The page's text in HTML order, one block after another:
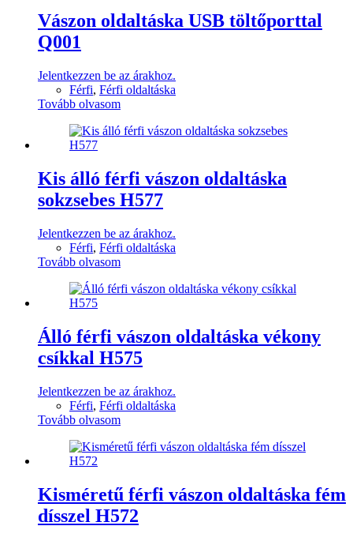
Vászon oldaltáska USB töltőporttal
Q001
Jelentkezzen be az árakhoz.
Férfi, Férfi oldaltáska
Tovább olvasom
Kis álló férfi vászon oldaltáska
sokzsebes H577
Jelentkezzen be az árakhoz.
Férfi, Férfi oldaltáska
Tovább olvasom
Álló férfi vászon oldaltáska vékony
csíkkal H575
Jelentkezzen be az árakhoz.
Férfi, Férfi oldaltáska
Tovább olvasom
Kisméretű férfi vászon oldaltáska fém
dísszel H572